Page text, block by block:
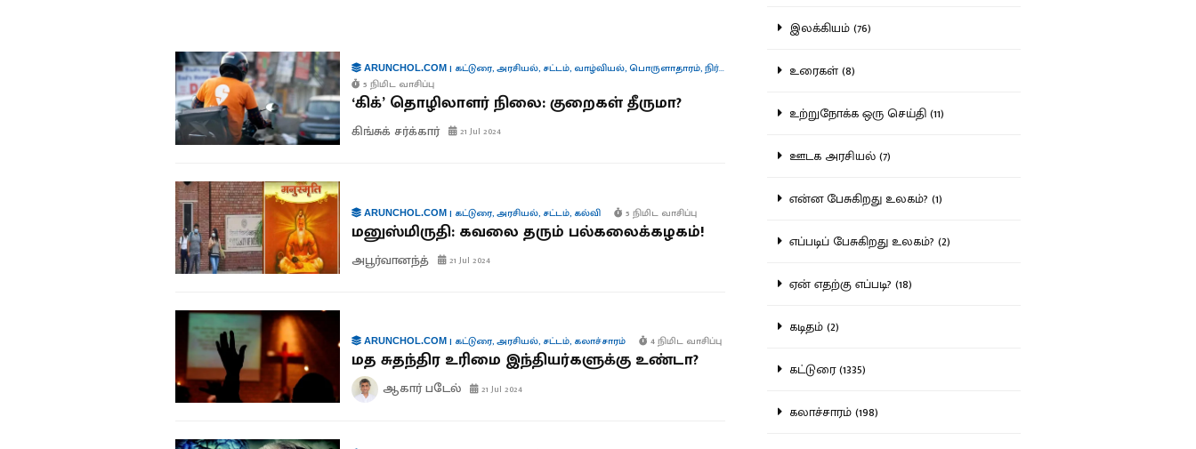
ARUNCHOL.COM| கட்டுரை,அரசியல், சட்டம், வாழ்வியல்,பொருளாதாரம்,நிர்வாகம்
தொழில்
5 நிமிட வாசிப்பு
‘கிக்’ தொழிலாளர் நிலை: குறைகள் தீருமா?
கிங்சுக் சர்க்கார் 21 Jul 2024
ARUNCHOL.COM| கட்டுரை,அரசியல், சட்டம், கல்வி 5 நிமிட வாசிப்பு
மனுஸ்மிருதி: கவலை தரும் பல்கலைக்கழகம்!
அபூர்வானந்த் 21 Jul 2024
ARUNCHOL.COM| கட்டுரை,அரசியல், சட்டம், கலாச்சாரம் 4 நிமிட வாசிப்பு
மத சுதந்திர உரிமை இந்தியர்களுக்கு உண்டா?
ஆகார் படேல் 21 Jul 2024
இலக்கியம் (76)
உரைகள் (8)
உற்றுநோக்க ஒரு செய்தி (11)
ஊடக அரசியல் (7)
என்ன பேசுகிறது உலகம்? (1)
எப்படிப் பேசுகிறது உலகம்? (2)
ஏன் எதற்கு எப்படி? (18)
கடிதம் (2)
கட்டுரை (1335)
கலாச்சாரம் (198)